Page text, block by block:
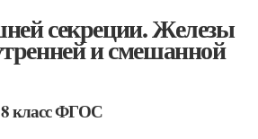
секреции. Железы
и смешанной
класс ФГОС